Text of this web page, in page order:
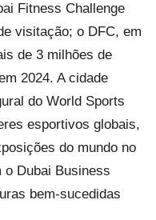
Fitness Challenge
visitação; o DFC, em
de 3 milhões de
2024. A cidade
do World Sports
esportivos globais,
do mundo no
o Dubai Business
bem‑sucedidas